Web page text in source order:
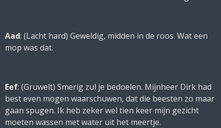
Aad: (Lacht hard) Geweldig, midden in de roos. Wat een
mop was dat.
Eef: (Gruwelt) Smerig zul je bedoelen. Mijnheer Dirk had
best even mogen waarschuwen, dat die beesten zo maar
gaan spugen. Ik heb zeker wel tien keer mijn gezicht
moeten wassen met water uit het meertje.